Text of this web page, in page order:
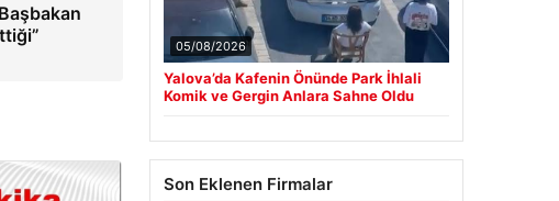
05/08/2026
Yalova’da Kafenin Önünde Park İhlali
Komik ve Gergin Anlara Sahne Oldu
Son Eklenen Firmalar